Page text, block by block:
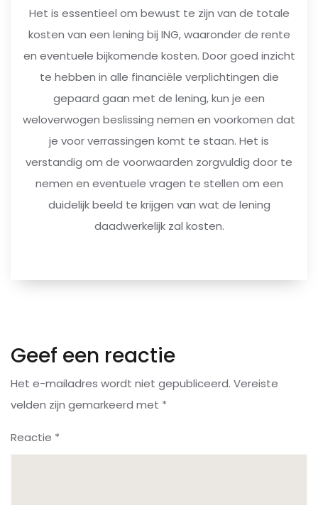
Het is essentieel om bewust te zijn van de totale
kosten van een lening bij ING, waaronder de rente
en eventuele bijkomende kosten. Door goed inzicht
te hebben in alle financiële verplichtingen die
gepaard gaan met de lening, kun je een
weloverwogen beslissing nemen en voorkomen dat
je voor verrassingen komt te staan. Het is
verstandig om de voorwaarden zorgvuldig door te
nemen en eventuele vragen te stellen om een
duidelijk beeld te krijgen van wat de lening
daadwerkelijk zal kosten.
Geef een reactie
Het e-mailadres wordt niet gepubliceerd. Vereiste
velden zijn gemarkeerd met *
Reactie *